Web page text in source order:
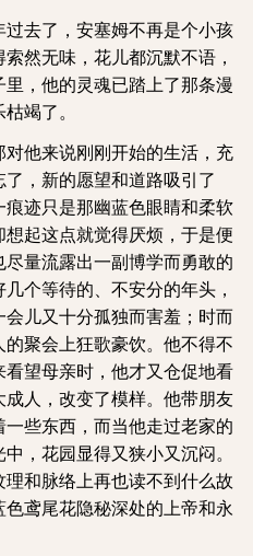
去了，安塞姆不再是个小孩
然无味，花儿都沉默不语，
，他的灵魂已踏上了那条漫
竭了。
他来说刚刚开始的生活，充
，新的愿望和道路吸引了
迹只是那幽蓝色眼睛和柔软
起这点就觉得厌烦，于是便
量流露出一副博学而勇敢的
个等待的、不安分的年头，
儿又十分孤独而害羞；时而
聚会上狂歌豪饮。他不得不
望母亲时，他才又仓促地看
成人，改变了模样。他带朋友
些东西，而当他走过老家的
，花园显得又狭小又沉闷。
和脉络上再也读不到什么故
鸢尾花隐秘深处的上帝和永